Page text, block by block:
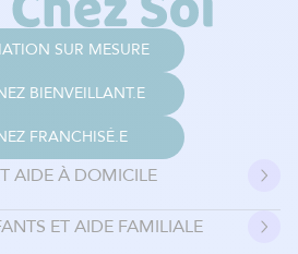
SUR MESURE
BIENVEILLANT.E
FRANCHISÉ.E
AIDE À DOMICILE
ET AIDE FAMILIALE